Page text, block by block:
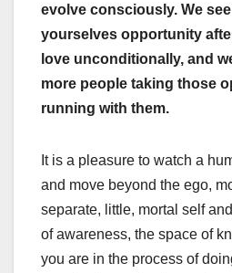
evolve consciously. We
yourselves opportunity
love unconditionally, and
more people taking those
running with them.
It is a pleasure to watch a
and move beyond the ego,
separate, little, mortal self
of awareness, the space of
you are in the process of